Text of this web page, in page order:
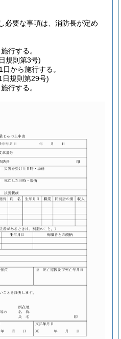
必要な事項は、消防長が定め
行する。
規則第3号)
から施行する。
日規則第29号)
行する。